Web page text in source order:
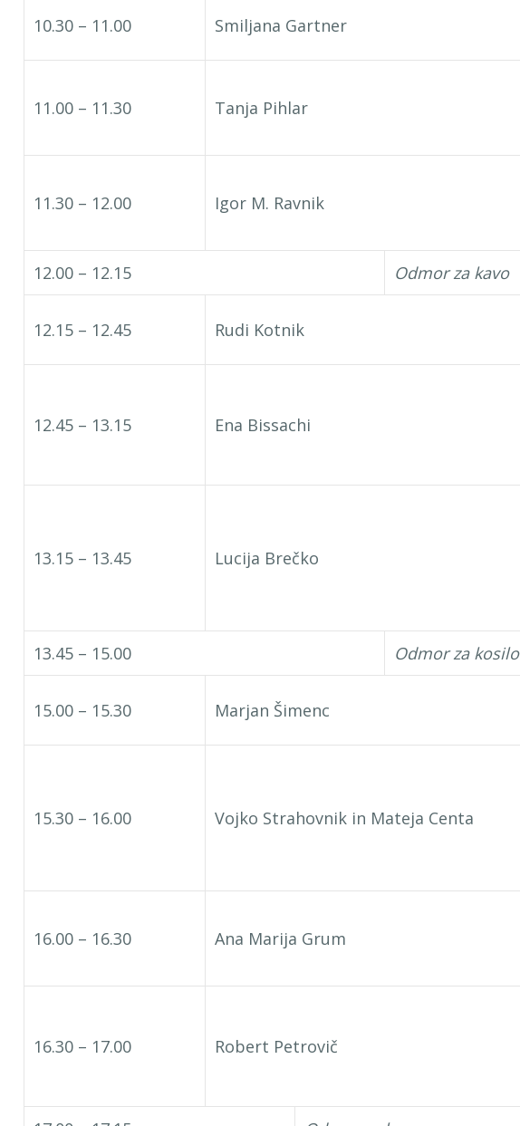
10.30 – 11.00 Smiljana Gartner
11.00 – 11.30 Tanja Pihlar
11.30 – 12.00 Igor M. Ravnik
12.00 – 12.15 Odmor za kavo
12.15 – 12.45 Rudi Kotnik
12.45 – 13.15 Ena Bissachi
13.15 – 13.45 Lucija Brečko
13.45 – 15.00 Odmor za kosilo
15.00 – 15.30 Marjan Šimenc
15.30 – 16.00 Vojko Strahovnik in Mateja Centa
16.00 – 16.30 Ana Marija Grum
16.30 – 17.00 Robert Petrovič